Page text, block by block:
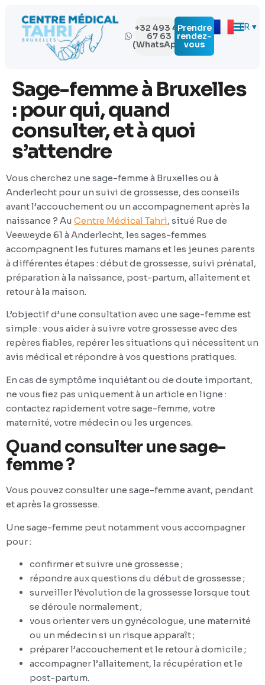
+32 493 43
67 63
(WhatsApp)
Prendre
rendez-
vous
FR
NL
Sage-femme à Bruxelles
: pour qui, quand
consulter, et à quoi
s’attendre
Vous cherchez une sage-femme à Bruxelles ou à
Anderlecht pour un suivi de grossesse, des conseils
avant l’accouchement ou un accompagnement après la
naissance ? Au Centre Médical Tahri, situé Rue de
Veeweyde 61 à Anderlecht, les sages-femmes
accompagnent les futures mamans et les jeunes parents
à différentes étapes : début de grossesse, suivi prénatal,
préparation à la naissance, post-partum, allaitement et
retour à la maison.
L’objectif d’une consultation avec une sage-femme est
simple : vous aider à suivre votre grossesse avec des
repères fiables, repérer les situations qui nécessitent un
avis médical et répondre à vos questions pratiques.
En cas de symptôme inquiétant ou de doute important,
ne vous fiez pas uniquement à un article en ligne :
contactez rapidement votre sage-femme, votre
maternité, votre médecin ou les urgences.
Quand consulter une sage-
femme ?
Vous pouvez consulter une sage-femme avant, pendant
et après la grossesse.
Une sage-femme peut notamment vous accompagner
pour :
confirmer et suivre une grossesse ;
répondre aux questions du début de grossesse ;
surveiller l’évolution de la grossesse lorsque tout
se déroule normalement ;
vous orienter vers un gynécologue, une maternité
ou un médecin si un risque apparaît ;
préparer l’accouchement et le retour à domicile ;
accompagner l’allaitement, la récupération et le
post-partum.